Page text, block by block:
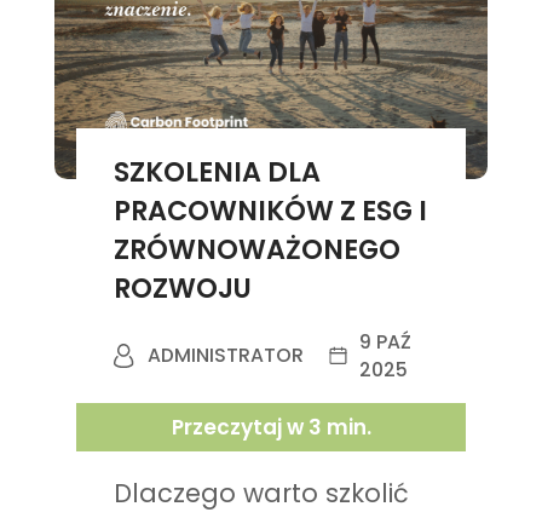
SZKOLENIA DLA
PRACOWNIKÓW Z ESG I
ZRÓWNOWAŻONEGO
ROZWOJU
ADMINISTRATOR
9 PAŹ
2025
Przeczytaj w 3 min.
Dlaczego warto szkolić